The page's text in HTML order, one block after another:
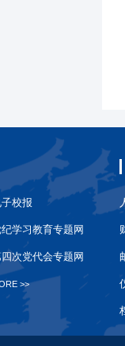
子校报
纪学习教育专题网
次党代会专题网
>>